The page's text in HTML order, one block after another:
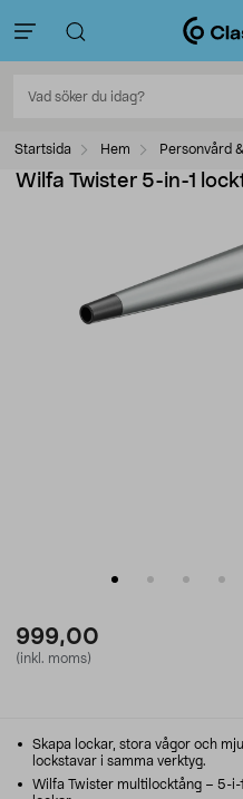
Startsida Hem Personvård
Wilfa Twister 5-in-1
999,00
(inkl. moms)
Skapa lockar, stora vågor och
lockstavar i samma verktyg.
Wilfa Twister multilocktång – 5-i-